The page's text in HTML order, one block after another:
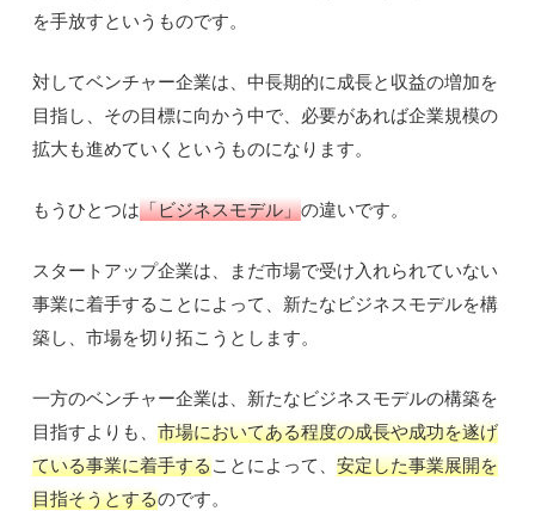
を手放すというものです。
対してベンチャー企業は、中長期的に成長と収益の増加を
目指し、その目標に向かう中で、必要があれば企業規模の
拡大も進めていくというものになります。
もうひとつは「ビジネスモデル」の違いです。
スタートアップ企業は、まだ市場で受け入れられていない
事業に着手することによって、新たなビジネスモデルを構
築し、市場を切り拓こうとします。
一方のベンチャー企業は、新たなビジネスモデルの構築を
目指すよりも、市場においてある程度の成長や成功を遂げ
ている事業に着手することによって、安定した事業展開を
目指そうとするのです。